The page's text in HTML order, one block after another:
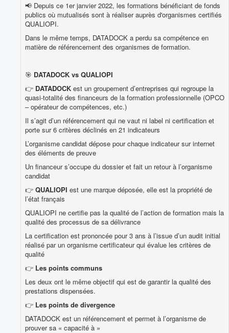
📢 Depuis ce 1er janvier 2022, les formations bénéficiant de fonds
publics où mutualisés sont à réaliser auprès d'organismes certifiés
QUALIOPI.
Dans le même temps, DATADOCK a perdu sa compétence en
matière de référencement des organismes de formation.
🎯 DATADOCK vs QUALIOPI
👉 DATADOCK est un groupement d’entreprises qui regroupe la
quasi-totalité des financeurs de la formation professionnelle (OPCO
– opérateur de compétences, etc.)
Il s’agit d’un référencement qui ne vaut ni label ni certification et
porte sur 6 critères déclinés en 21 indicateurs
L’organisme candidat dépose pour chaque indicateur sur internet
des éléments de preuve
Un financeur s’occupe du dossier et fait un retour à l’organisme
candidat
👉 QUALIOPI est une marque déposée, elle est la propriété de
l’état français
QUALIOPI ne certifie pas la qualité de l’action de formation mais la
qualité des processus de sa délivrance
La certification est prononcée pour 3 ans à l’issue d’un audit initial
réalisé par un organisme certificateur qui évalue les critères de
qualité
👉 Les points communs
Les deux ont le même objectif qui est de garantir la qualité des
prestations dispensées.
👉 Les points de divergence
DATADOCK est un référencement et permet à l’organisme de
prouver sa « capacité à »